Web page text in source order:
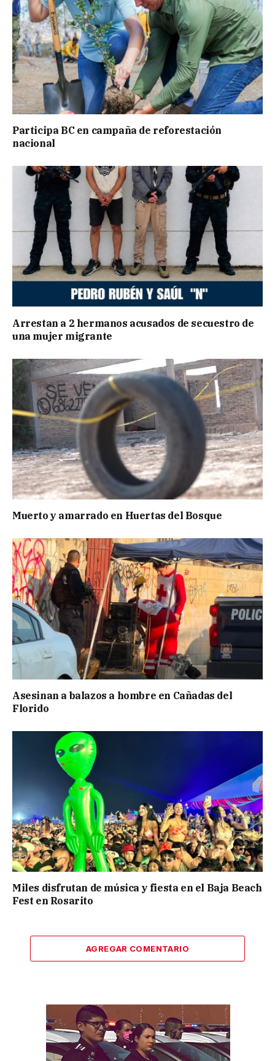
Participa BC en campaña de reforestación
nacional
Arrestan a 2 hermanos acusados de secuestro de
una mujer migrante
Muerto y amarrado en Huertas del Bosque
Asesinan a balazos a hombre en Cañadas del
Florido
Miles disfrutan de música y fiesta en el Baja Beach
Fest en Rosarito
AGREGAR COMENTARIO